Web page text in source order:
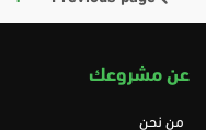
عن مشروعك
من نحن